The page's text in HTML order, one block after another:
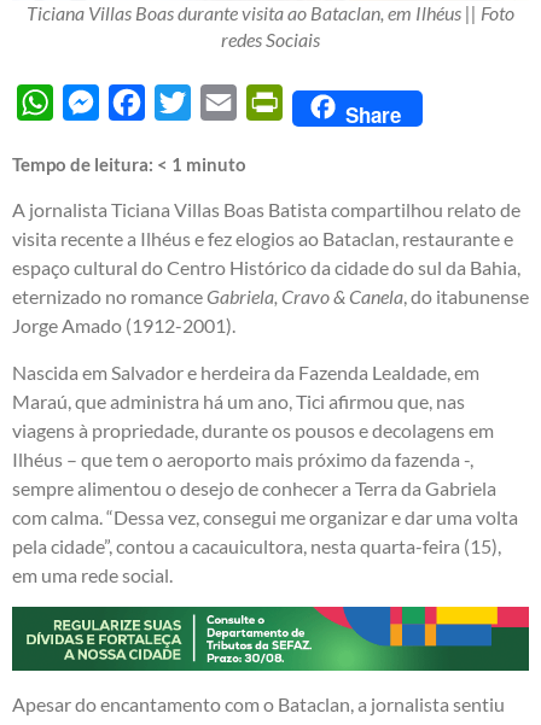
Ticiana Villas Boas durante visita ao Bataclan, em Ilhéus || Foto
redes Sociais
WhatsAppMessengerFacebook
Twitter Email PrintFriendly
Share
Tempo de leitura: < 1 minuto
A jornalista Ticiana Villas Boas Batista compartilhou relato de
visita recente a Ilhéus e fez elogios ao Bataclan, restaurante e
espaço cultural do Centro Histórico da cidade do sul da Bahia,
eternizado no romanceGabriela, Cravo & Canela, do itabunense
Jorge Amado (1912-2001).
Nascida em Salvador e herdeira da Fazenda Lealdade, em
Maraú, que administra há um ano, Tici afirmou que, nas
viagens à propriedade, durante os pousos e decolagens em
Ilhéus – que tem o aeroporto mais próximo da fazenda -,
sempre alimentou o desejo de conhecer a Terra da Gabriela
com calma. “Dessa vez, consegui me organizar e dar uma volta
pela cidade”, contou a cacauicultora, nesta quarta-feira (15),
em uma rede social.
Apesar do encantamento com o Bataclan, a jornalista sentiu